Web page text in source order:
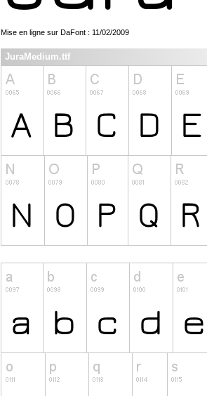
Mise en ligne sur DaFont : 11/02/2009
JuraMedium.ttf